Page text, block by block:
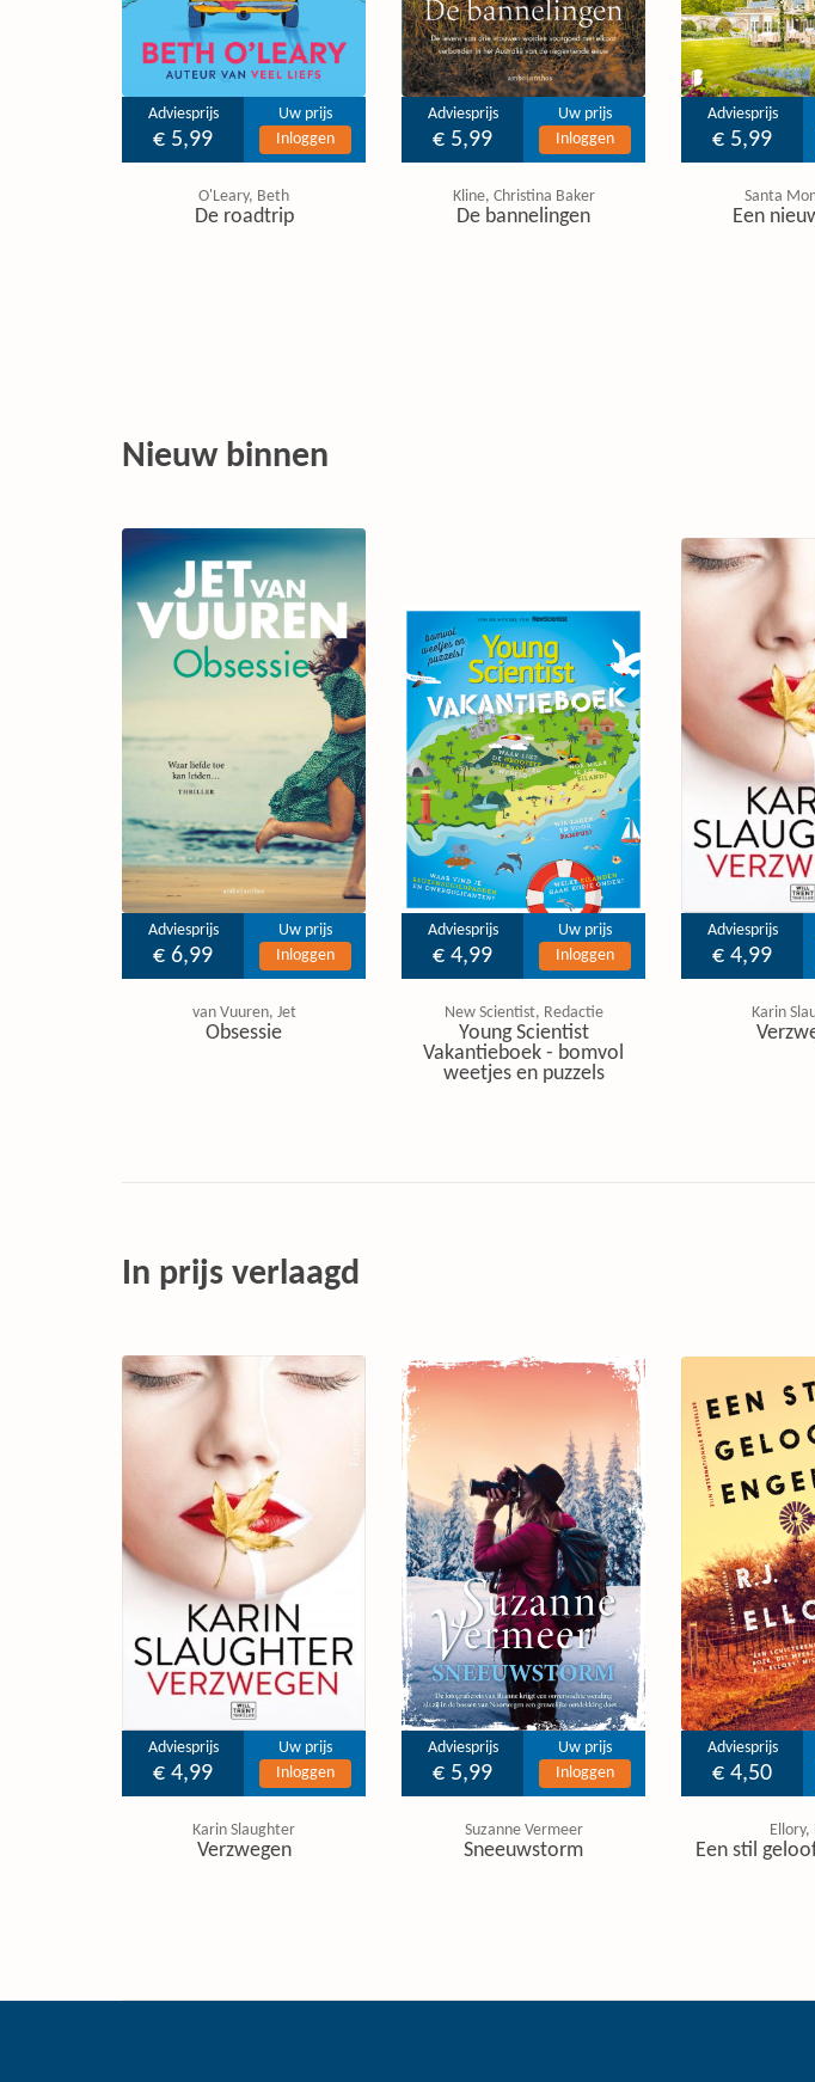
Adviesprijs
€ 5,99
Uw prijs
Inloggen
O'Leary, Beth
De roadtrip
Adviesprijs
€ 5,99
Uw prijs
Inloggen
Kline, Christina Baker
De bannelingen
Adviesprijs
€ 5,99
Santa
Een
Nieuw binnen
Adviesprijs
€ 6,99
Uw prijs
Inloggen
van Vuuren, Jet
Obsessie
Adviesprijs
€ 4,99
Uw prijs
Inloggen
New Scientist, Redactie
Young Scientist
Vakantieboek - bomvol
weetjes en puzzels
Adviesprijs
€ 4,99
Karin
In prijs verlaagd
Adviesprijs
€ 4,99
Uw prijs
Inloggen
Karin Slaughter
Verzwegen
Adviesprijs
€ 5,99
Uw prijs
Inloggen
Suzanne Vermeer
Sneeuwstorm
Adviesprijs
€ 4,50
Ellory,
Een stil